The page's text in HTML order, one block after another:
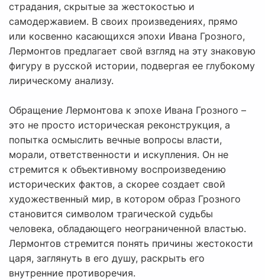
страдания, скрытые за жестокостью и
самодержавием. В своих произведениях, прямо
или косвенно касающихся эпохи Ивана Грозного,
Лермонтов предлагает свой взгляд на эту знаковую
фигуру в русской истории, подвергая ее глубокому
лирическому анализу.
Обращение Лермонтова к эпохе Ивана Грозного –
это не просто историческая реконструкция, а
попытка осмыслить вечные вопросы власти,
морали, ответственности и искупления. Он не
стремится к объективному воспроизведению
исторических фактов, а скорее создает свой
художественный мир, в котором образ Грозного
становится символом трагической судьбы
человека, обладающего неограниченной властью.
Лермонтов стремится понять причины жестокости
царя, заглянуть в его душу, раскрыть его
внутренние противоречия.